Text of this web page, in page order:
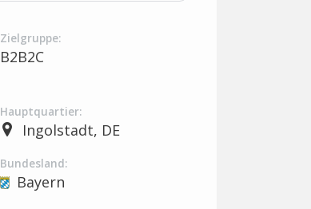
Zielgruppe:
B2B2C
Hauptquartier:
Ingolstadt, DE
Bundesland:
Bayern